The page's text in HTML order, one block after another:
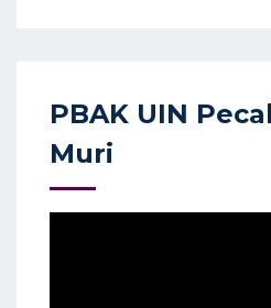
PBAK UIN
Muri